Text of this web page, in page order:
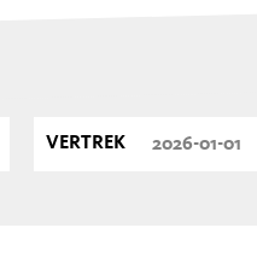
VERTREK